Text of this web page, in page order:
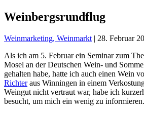
Weinbergsrundflug
Weinmarketing, Weinmarkt | 28. Februar
Als ich am 5. Februar ein Seminar zum
Mosel an derDeutschen Wein- und
gehalten habe, hatte ich auch einen Wein
Richteraus Winningen in einem
Weingut nicht vertraut war, habe ich
besucht, um mich ein wenig zu informieren.